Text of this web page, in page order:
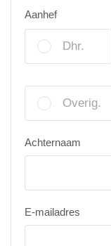
Aanhef
Dhr.
Overig.
Achternaam
E-mailadres